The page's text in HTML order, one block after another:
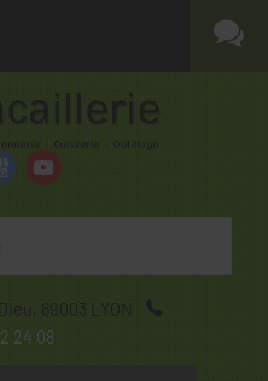
69003
LYON
24 08